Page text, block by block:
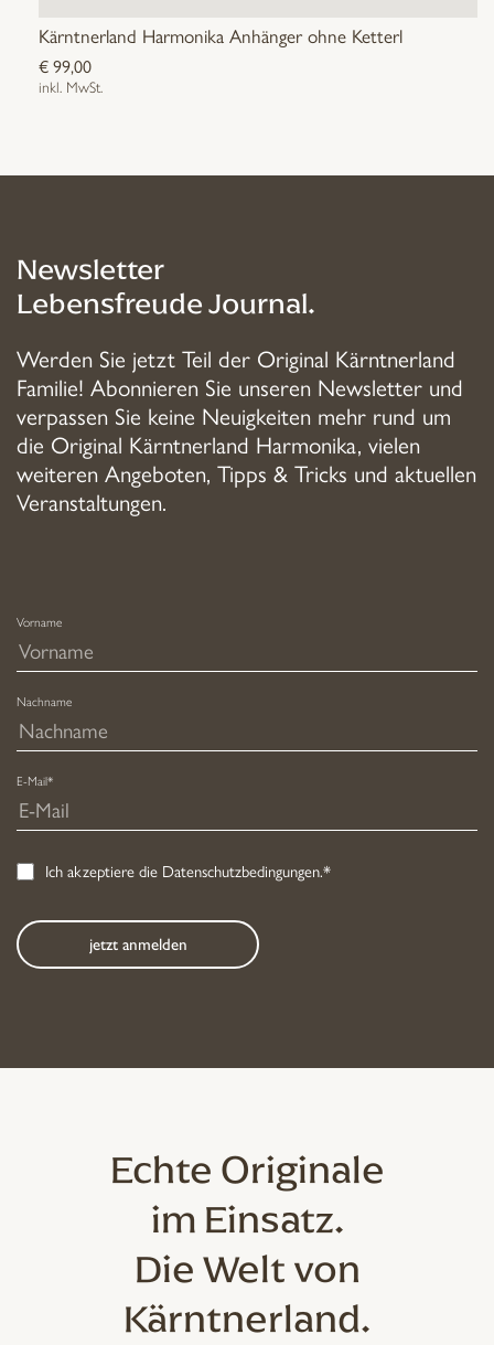
Kärntnerland Harmonika Anhänger ohne Ketterl
€99,00
inkl. MwSt.
Newsletter
Lebensfreude Journal.
Werden Sie jetzt Teil der Original Kärntnerland
Familie! Abonnieren Sie unseren Newsletter und
verpassen Sie keine Neuigkeiten mehr rund um
die Original Kärntnerland Harmonika, vielen
weiteren Angeboten, Tipps & Tricks und aktuellen
Veranstaltungen.
Vorname
Nachname
E-Mail*
Ich akzeptiere die Datenschutzbedingungen.*
Echte Originale
im Einsatz.
Die Welt von
Kärntnerland.